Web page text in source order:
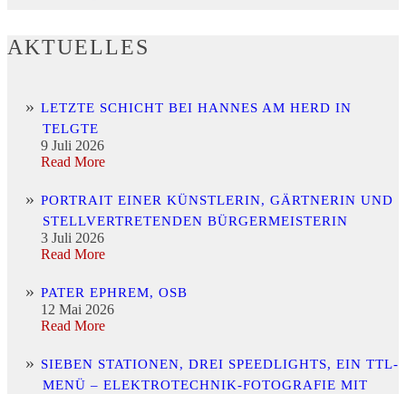
AKTUELLES
LETZTE SCHICHT BEI HANNES AM HERD IN
TELGTE
9 Juli 2026
Read More
PORTRAIT EINER KÜNSTLERIN, GÄRTNERIN UND
STELLVERTRETENDEN BÜRGERMEISTERIN
3 Juli 2026
Read More
PATER EPHREM, OSB
12 Mai 2026
Read More
SIEBEN STATIONEN, DREI SPEEDLIGHTS, EIN TTL-
MENÜ – ELEKTROTECHNIK-FOTOGRAFIE MIT